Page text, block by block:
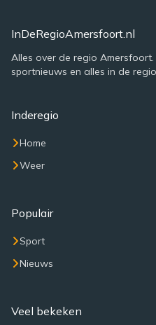
InDeRegioAmersfoort.nl
Alles over de regio
sportnieuws en alles in de
Inderegio
Home
Weer
Populair
Sport
Nieuws
Veel bekeken